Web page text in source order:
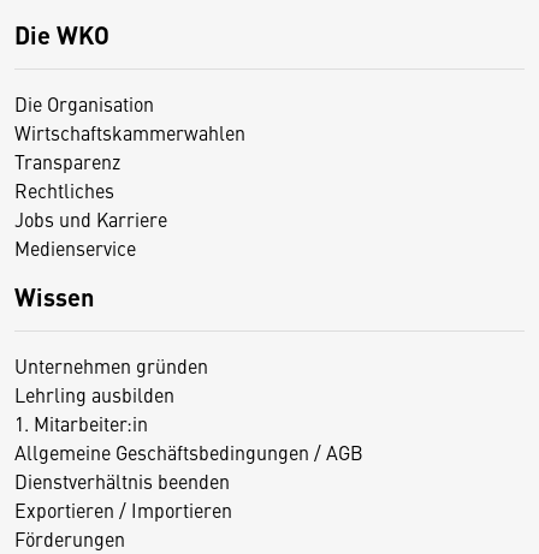
Die WKO
Die Organisation
Wirtschaftskammerwahlen
Transparenz
Rechtliches
Jobs und Karriere
Medienservice
Wissen
Unternehmen gründen
Lehrling ausbilden
1. Mitarbeiter:in
Allgemeine Geschäftsbedingungen / AGB
Dienstverhältnis beenden
Exportieren / Importieren
Förderungen